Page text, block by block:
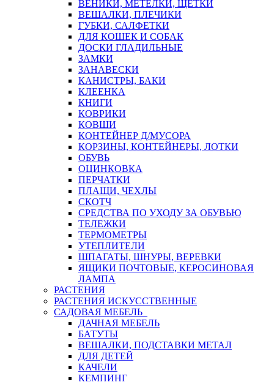
ВЕНИКИ, МЕТЕЛКИ, ЩЕТКИ
ВЕШАЛКИ, ПЛЕЧИКИ
ГУБКИ, САЛФЕТКИ
ДЛЯ КОШЕК И СОБАК
ДОСКИ ГЛАДИЛЬНЫЕ
ЗАМКИ
ЗАНАВЕСКИ
КАНИСТРЫ, БАКИ
КЛЕЕНКА
КНИГИ
КОВРИКИ
КОВШИ
КОНТЕЙНЕР Д/МУСОРА
КОРЗИНЫ, КОНТЕЙНЕРЫ, ЛОТКИ
ОБУВЬ
ОЦИНКОВКА
ПЕРЧАТКИ
ПЛАЩИ, ЧЕХЛЫ
СКОТЧ
СРЕДСТВА ПО УХОДУ ЗА ОБУВЬЮ
ТЕЛЕЖКИ
ТЕРМОМЕТРЫ
УТЕПЛИТЕЛИ
ШПАГАТЫ, ШНУРЫ, ВЕРЕВКИ
ЯЩИКИ ПОЧТОВЫЕ, КЕРОСИНОВАЯ
ЛАМПА
РАСТЕНИЯ
РАСТЕНИЯ ИСКУССТВЕННЫЕ
САДОВАЯ МЕБЕЛЬ
ДАЧНАЯ МЕБЕЛЬ
БАТУТЫ
ВЕШАЛКИ, ПОДСТАВКИ МЕТАЛ
ДЛЯ ДЕТЕЙ
КАЧЕЛИ
КЕМПИНГ